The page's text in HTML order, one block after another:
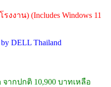
งงาน) (Includes Windows 11
by DELL Thailand
จากปกติ 10,900 บาทเหลือ